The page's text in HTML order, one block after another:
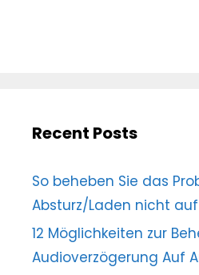
Recent Posts
So beheben Sie das
Absturz/Laden nicht
12 Möglichkeiten zur
Audioverzögerung Auf